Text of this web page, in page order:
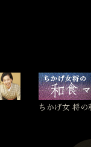
ちかげ女 将の